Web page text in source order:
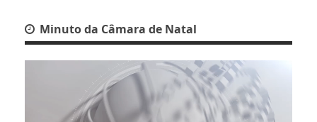
Minuto da Câmara de Natal